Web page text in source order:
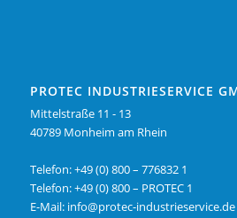
PROTEC INDUSTRIESERVICE
Mittelstraße 11 - 13
40789 Monheim am Rhein
Telefon:+49 (0) 800 – 776832 1
Telefon: +49 (0) 800 – PROTEC 1
E-Mail: info@protec-industrieservice.de